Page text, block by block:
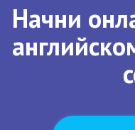
Начни